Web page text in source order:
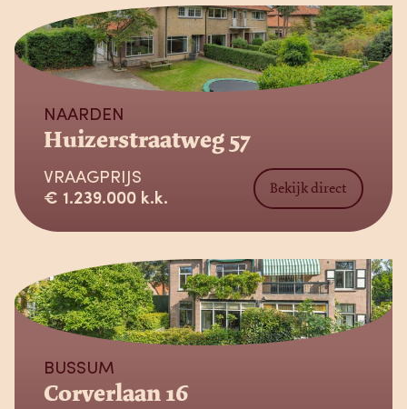
Verkocht
NAARDEN
Huizerstraatweg 57
VRAAGPRIJS
€ 1.239.000 k.k.
Bekijk direct
Verkocht
BUSSUM
Corverlaan 16